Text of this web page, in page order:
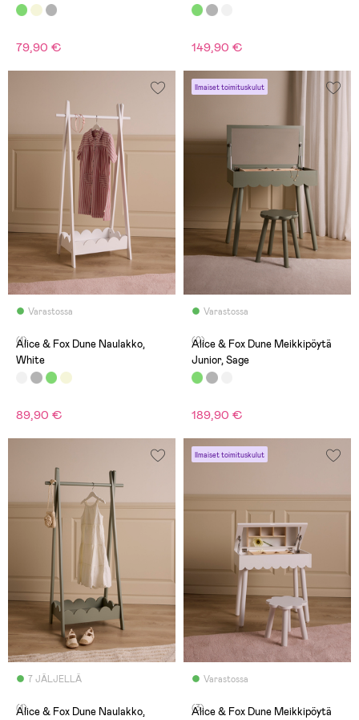
79,90 € 149,90 €
Varastossa
(1)
Alice & Fox Dune Naulakko,
White
89,90 €
Ilmaiset toimituskulut
Varastossa
(0)
Alice & Fox Dune Meikkipöytä
Junior, Sage
189,90 €
7 JÄLJELLÄ
(1)
Alice & Fox Dune Naulakko,
Ilmaiset toimituskulut
Varastossa
(3)
Alice & Fox Dune Meikkipöytä